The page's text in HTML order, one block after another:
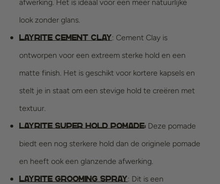
afwerking. Het is ideaal voor een meer natuurlijke
look zonder glans.
Layrite Cement Clay: Cement Clay is
ontworpen voor een extreem sterke hold en een
matte finish. Het is geschikt voor kortere kapsels en
stelt je in staat om een stevige hold te creëren met
textuur.
Layrite Super Hold Pomade: Deze pomade
biedt een nog sterkere hold dan de originele pomade
en heeft ook een glanzende afwerking.
Layrite Grooming Spray: Dit is een